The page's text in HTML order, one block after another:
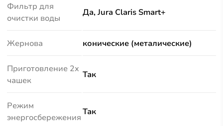
Фильтр для
очистки воды
Да, Jura Claris Smart+
Жернова конические (металические)
Приготовление 2х
чашек
Так
Режим
энергосбережения
Так